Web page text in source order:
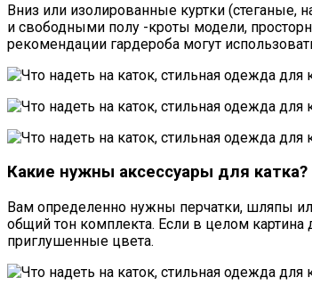
Вниз или изолированные куртки
и свободными полу -кроты модели,
рекомендации гардероба могут
Какие нужны аксессуары для катка?
Вам определенно нужны перчатки, шляпы
общий тон комплекта. Если в целом картина
приглушенные цвета.